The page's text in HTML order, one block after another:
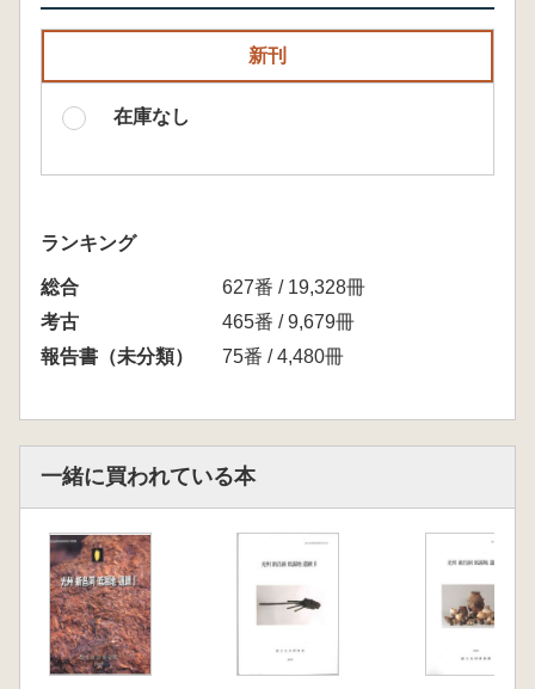
新刊
在庫なし
ランキング
総合
627番 / 19,328冊
考古
465番 / 9,679冊
報告書（未分類）
75番 / 4,480冊
一緒に買われている本